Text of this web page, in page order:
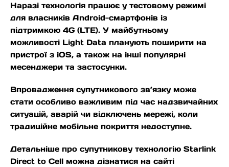
Наразі технологія працює у тестовому режимі
для власників Android-смартфонів із
підтримкою 4G (LTE). У майбутньому
можливості Light Data планують поширити на
пристрої з iOS, а також на інші популярні
месенджери та застосунки.
Впровадження супутникового зв’язку може
стати особливо важливим під час надзвичайних
ситуацій, аварій чи відключень мережі, коли
традиційне мобільне покриття недоступне.
Детальніше про супутникову технологію Starlink
Direct to Cell можна дізнатися на сайті